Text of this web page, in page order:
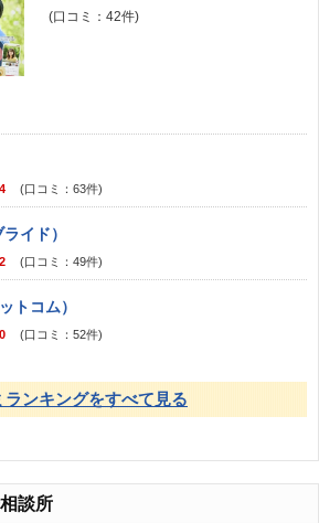
(口コミ： 42件)
(口コミ： 63件)
イド）
(口コミ： 49件)
トコム）
(口コミ： 52件)
ランキングをすべて見る
談所